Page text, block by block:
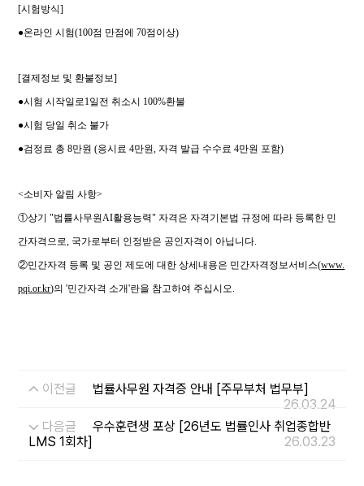
[시험방식]
●온라인 시험(100점 만점에 70점이상)
[결제정보 및 환불정보]
●시험 시작일로1일전 취소시 100%환불
●시험 당일 취소 불가
●검정료 총 8만원 (응시료 4만원, 자격 발급 수수료 4만원 포함)
<소비자 알림 사항>
①상기 "법률사무원AI활용능력" 자격은 자격기본법 규정에 따라 등록한 민
간자격으로, 국가로부터 인정받은 공인자격이 아닙니다.
②민간자격 등록 및 공인 제도에 대한 상세내용은 민간자격정보서비스(www.
pqi.or.kr)의 '민간자격 소개'란을 참고하여 주십시오.
이전글
법률사무원 자격증 안내 [주무부처 법무부]
26.03.24
다음글
우수훈련생 포상 [26년도 법률인사 취업종합반
LMS 1회차]
26.03.23